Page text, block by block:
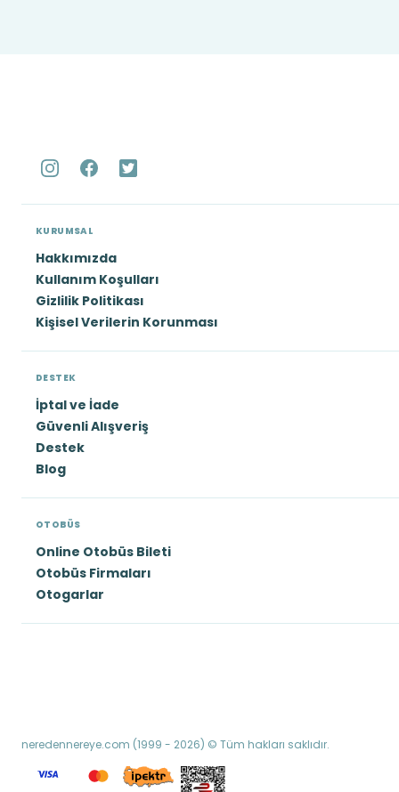
KURUMSAL
Hakkımızda
Kullanım Koşulları
Gizlilik Politikası
Kişisel Verilerin Korunması
DESTEK
İptal ve İade
Güvenli Alışveriş
Destek
Blog
OTOBÜS
Online Otobüs Bileti
Otobüs Firmaları
Otogarlar
neredennereye.com (1999 - 2026) © Tüm hakları saklıdır.